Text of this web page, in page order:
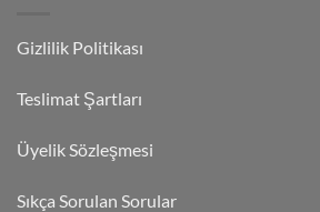
Gizlilik Politikası
Teslimat Şartları
Üyelik Sözleşmesi
Sıkça Sorulan Sorular